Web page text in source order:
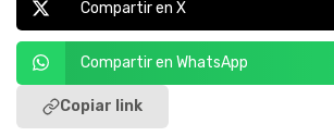
Compartir en X
Compartir en WhatsApp
Copiar link